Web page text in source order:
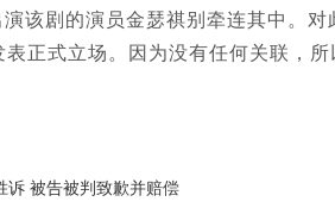
剧的演员金瑟祺别牵连其中。对
正式立场。因为没有任何关联，
诉 被告被判致歉并赔偿